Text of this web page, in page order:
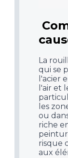
La
qui se
l'acier
l'air et
les
ou
riche
risque
aux